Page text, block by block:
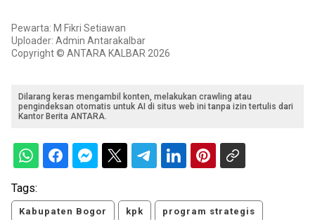
Pewarta: M Fikri Setiawan
Uploader: Admin Antarakalbar
Copyright © ANTARA KALBAR 2026
Dilarang keras mengambil konten, melakukan crawling atau
pengindeksan otomatis untuk AI di situs web ini tanpa izin tertulis dari
Kantor Berita ANTARA.
Tags:
Kabupaten Bogor kpk program strategis